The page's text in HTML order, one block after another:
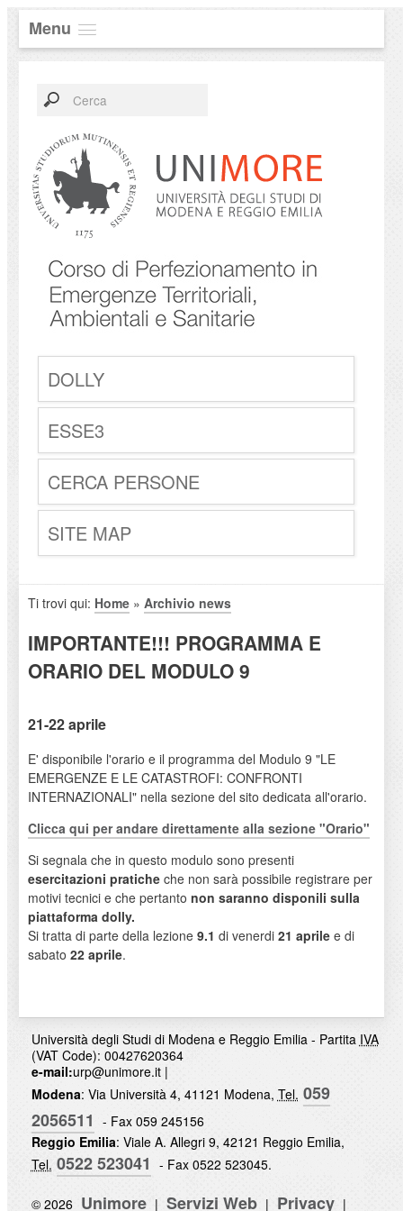
Menu
DOLLY
ESSE3
CERCA PERSONE
SITE MAP
Ti trovi qui: Home» Archivio news
IMPORTANTE!!! PROGRAMMA E
ORARIO DEL MODULO 9
21-22 aprile
E' disponibile l'orario e il programma del Modulo 9 "LE
EMERGENZE E LE CATASTROFI: CONFRONTI
INTERNAZIONALI" nella sezione del sito dedicata all'orario.
Clicca qui per andare direttamente alla sezione "Orario"
Si segnala che in questo modulo sono presenti
esercitazioni praticheche non sarà possibile registrare per
motivi tecnici e che pertanto non saranno disponili sulla
piattaforma dolly.
Si tratta di parte della lezione 9.1 di venerdi 21 aprilee di
sabato 22 aprile.
Università degli Studi di Modena e Reggio Emilia - Partita IVA
(VAT Code): 00427620364
e-mail:urp@unimore.it|
Modena: Via Università 4, 41121 Modena, Tel. 059
2056511 - Fax 059 245156
Reggio Emilia: Viale A. Allegri 9, 42121 Reggio Emilia,
Tel. 0522 523041 - Fax 0522 523045.
© 2026 Unimore | Servizi Web | Privacy |